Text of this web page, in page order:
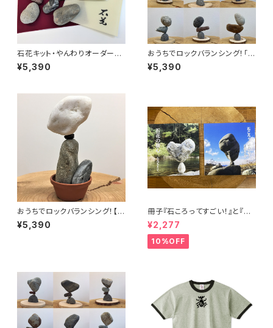
石花キット・やんわりオーダーメ
イド【おうちでロックバランシン
グ！】
¥5,390
おうちでロックバランシング！「マ
ルタ座」 カウンターバランスセッ
ト
¥5,390
おうちでロックバランシング！【宅
積みの定番】石花キット・プレミ
アム No.107
¥5,390
冊子『石ころってすごい！』と『石
花の核心』のセット
¥2,277
10%OFF